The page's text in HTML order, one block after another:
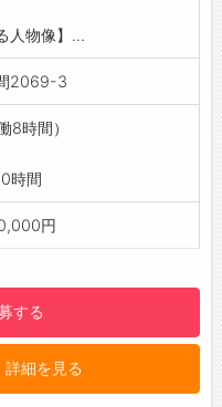
茶、緑茶飲み放題
イズ～両手サイズ程の板
ます。
すので安心してください
グ）
ディング）
操作し、展開形状に切
を図面通りに折り曲げし
グ）
人物像】...
2069-3
8時間）
時間
円
する
詳細を見る